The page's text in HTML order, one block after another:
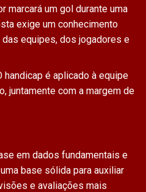
marcará um gol durante uma
exige um conhecimento
equipes, dos jogadores e
handicap é aplicado à equipe
juntamente com a margem de
em dados fundamentais e
base sólida para auxiliar
e avaliações mais